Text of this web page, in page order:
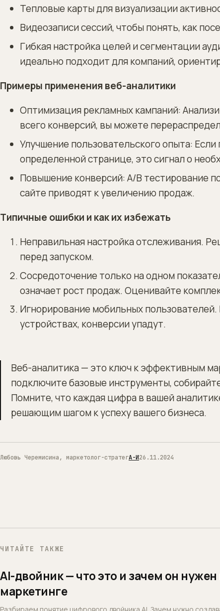
Тепловые карты для визуализации
Видеозаписи сессий, чтобы понять, как
Гибкая настройка целей и сегментации
идеально подходит для компаний,
Примеры применения веб-аналитики
Оптимизация рекламных кампаний:
всего конверсий, вы можете
Улучшение пользовательского опыта:
определенной странице, это сигнал о
Повышение конверсий: A/B тестирование
сайте приводят к увеличению продаж.
Типичные ошибки и как их избежать
Неправильная настройка отслеживания.
перед запуском.
Сосредоточение только на одном
означает рост продаж. Оценивайте
Игнорирование мобильных
устройствах, конверсии упадут.
Веб-аналитика — это ключ к эффективным
подключите базовые инструменты,
Помните, что каждая цифра в вашей
решающим шагом к успеху вашего бизнеса.
Любовь Черемисина, маркетолог-стратегА-И26.11.2024
ЧИТАЙТЕ ТАКЖЕ
AI-двойник — что это и зачем он нужен
маркетинге